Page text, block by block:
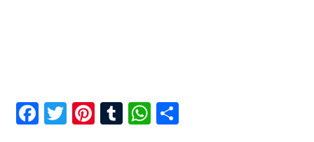
Facebook
Twitter
Pinterest
TumblrWhatsApp